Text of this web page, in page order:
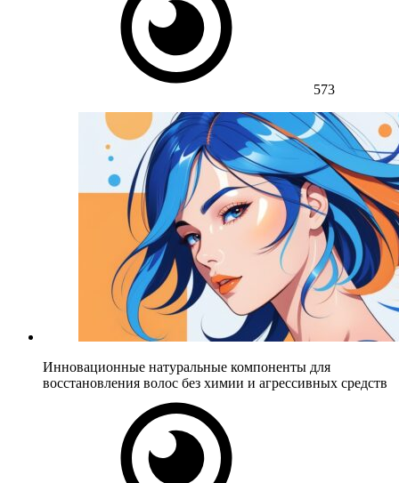
573
Инновационные натуральные компоненты для
восстановления волос без химии и агрессивных средств